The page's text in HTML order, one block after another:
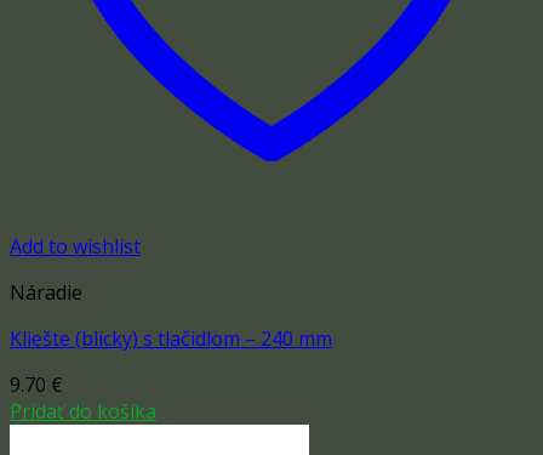
Add to wishlist
Náradie
Kliešte (blicky) s tlačidlom – 240 mm
9.70 €
Pridať do košíka